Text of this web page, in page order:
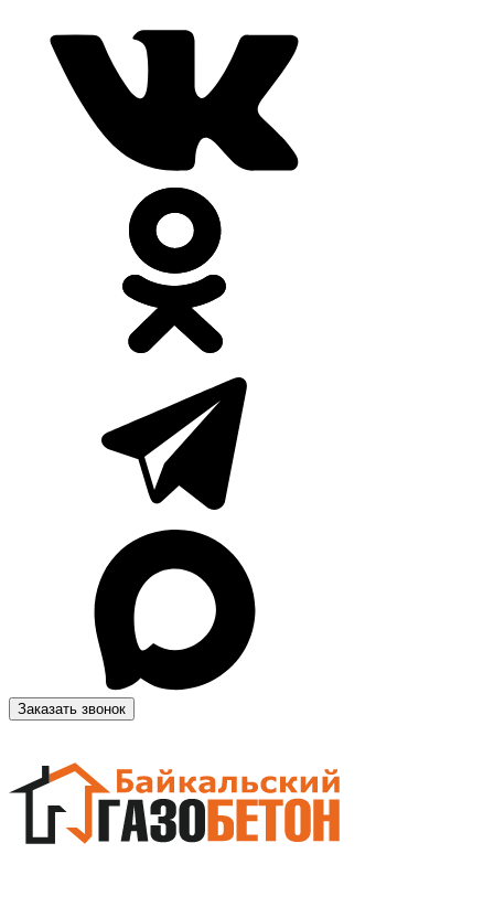
Заказать звонок